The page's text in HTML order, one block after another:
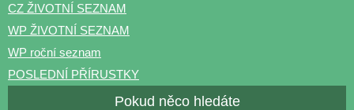
CZ ŽIVOTNÍ SEZNAM
WP ŽIVOTNÍ SEZNAM
WP roční seznam
POSLEDNÍ PŘÍRUSTKY
Pokud něco hledáte